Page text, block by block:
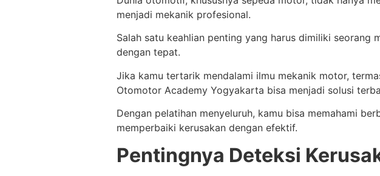
menjadi mekanik profesional.
Salah satu keahlian penting yang harus dimiliki seorang
dengan tepat.
Jika kamu tertarik mendalami ilmu mekanik motor,
Otomotor Academy Yogyakarta bisa menjadi solusi
Dengan pelatihan menyeluruh, kamu bisa memahami
memperbaiki kerusakan dengan efektif.
Pentingnya Deteksi